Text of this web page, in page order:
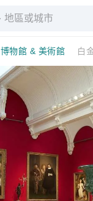
博物館 & 美術館 白